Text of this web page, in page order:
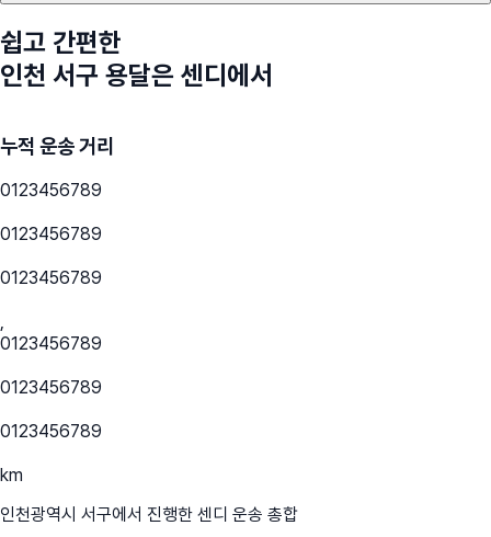
쉽고 간편한
인천 서구 용달은 센디에서
누적 운송 거리
0123456789
0123456789
0123456789
,
0123456789
0123456789
0123456789
km
인천광역시 서구에서 진행한 센디 운송 총합